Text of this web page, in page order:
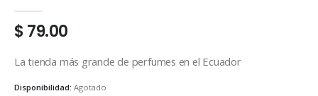
$79.00
La tienda más grande de perfumes en el Ecuador
Disponibilidad: Agotado